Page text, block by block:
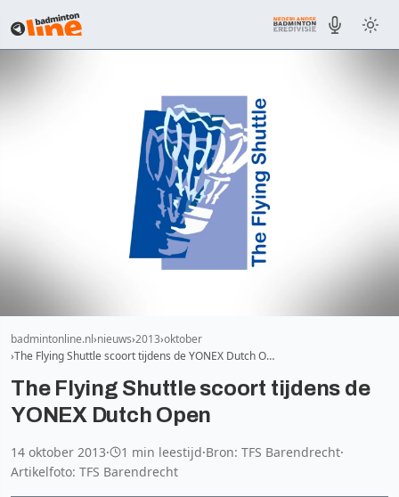
badmintonline.nl nieuws 2013 oktober
The Flying Shuttle scoort tijdens de YONEX Dutch O…
The Flying Shuttle scoort tijdens de
YONEX Dutch Open
14 oktober 2013· 1 min leestijd·Bron: TFS Barendrecht·
Artikelfoto: TFS Barendrecht